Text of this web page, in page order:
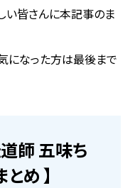
い皆さんに本記事のま
になった方は最後まで
師 五味ち
め 】